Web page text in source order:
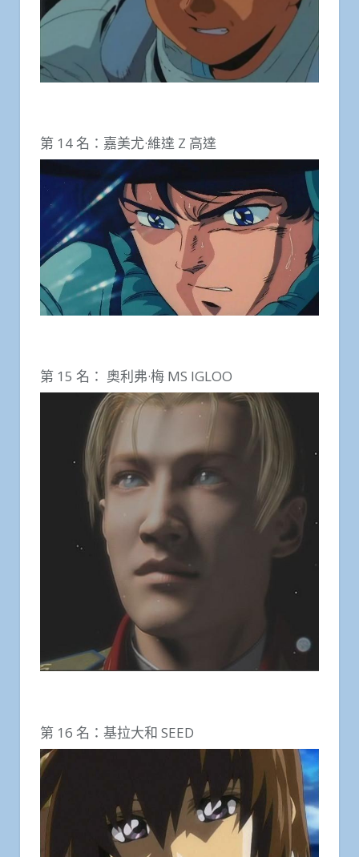
第 14 名：嘉美尤·維達 Z 高達
第 15 名： 奧利弗·梅 MS IGLOO
第 16 名：基拉大和 SEED